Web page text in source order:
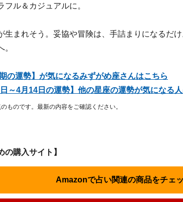
フル＆カジュアルに。
生まれそう。妥協や冒険は、手詰まりになるだ
の運勢】が気になるみずがめ座さんはこちら
～4月14日の運勢】他の星座の運勢が気になる
ものです。最新の内容をご確認ください。
の購入サイト】
Amazonで占い関連の商品をチェッ